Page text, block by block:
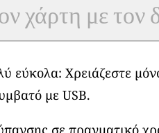
χάρτη με
εύκολα: Χρειάζεστε
με USB.